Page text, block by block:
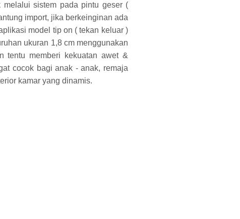
melalui sistem pada pintu geser (
import, jika berkeinginan ada
model tip on ( tekan keluar )
ukuran 1,8 cm menggunakan
tentu memberi kekuatan awet &
cocok bagi anak - anak, remaja
kamar yang dinamis.